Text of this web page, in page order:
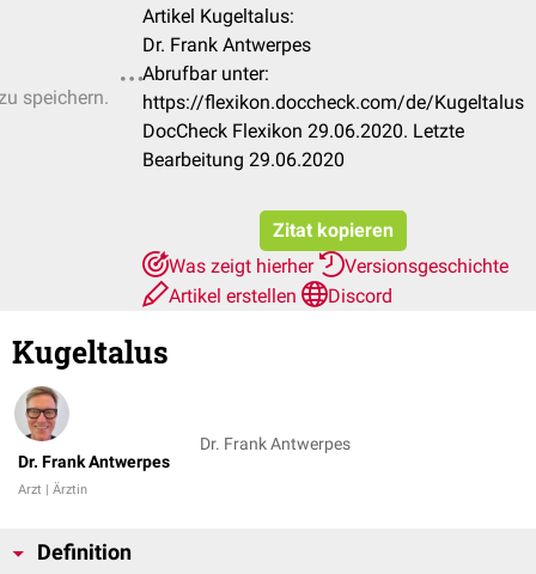
speichern.
Artikel Kugeltalus:
Dr. Frank Antwerpes
Abrufbar unter:
https://flexikon.doccheck.com/de/Kugeltalus
DocCheck Flexikon 29.06.2020. Letzte
Bearbeitung 29.06.2020
Zitat kopieren
Was zeigt hierher
Versionsgeschichte
Artikel erstellen
Discord
Kugeltalus
Dr. Frank Antwerpes
Arzt | Ärztin
Dr. Frank Antwerpes
Definition